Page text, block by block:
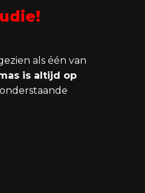
als één van
is altijd op